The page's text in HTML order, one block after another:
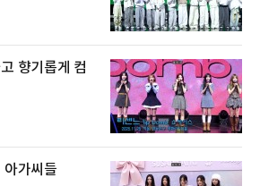
향기롭게 컴
아가씨들